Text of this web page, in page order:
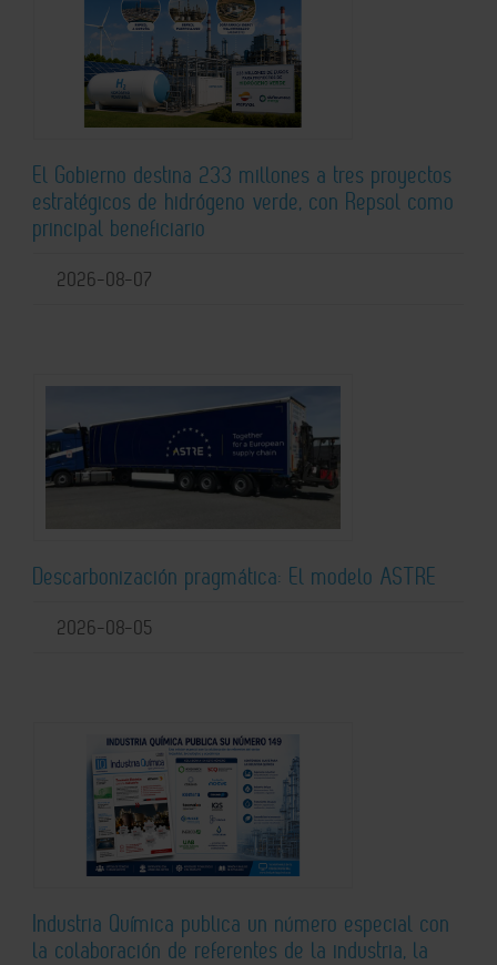
El Gobierno destina 233 millones a tres proyectos
estratégicos de hidrógeno verde, con Repsol como
principal beneficiario
2026-08-07
Descarbonización pragmática: El modelo ASTRE
2026-08-05
Industria Química publica un número especial con
la colaboración de referentes de la industria, la